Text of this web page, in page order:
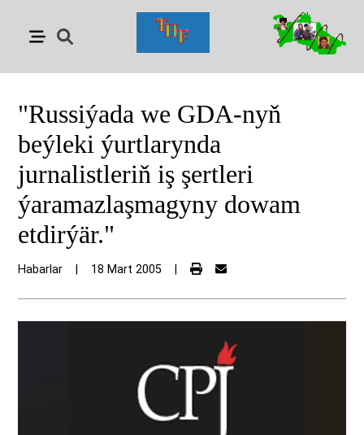
"Russiýada we GDA-nyň
beýleki ýurtlarynda
jurnalistleriň iş şertleri
ýaramazlaşmagyny dowam
etdirýär."
Habarlar 18 Mart 2005